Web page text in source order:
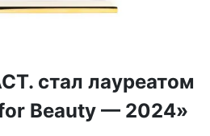
стал лауреатом
Beauty — 2024»